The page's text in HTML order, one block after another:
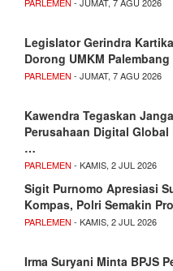
Legislator Gerindra
Dorong UMKM
PARLEMEN - JUMAT, 7 AGU 2026
Kawendra Tegaskan
Perusahaan Digital Global
…
PARLEMEN - KAMIS, 2 JUL 2026
Sigit Purnomo Apresiasi
Kompas, Polri Semakin
PARLEMEN - KAMIS, 2 JUL 2026
Irma Suryani Minta BPJS